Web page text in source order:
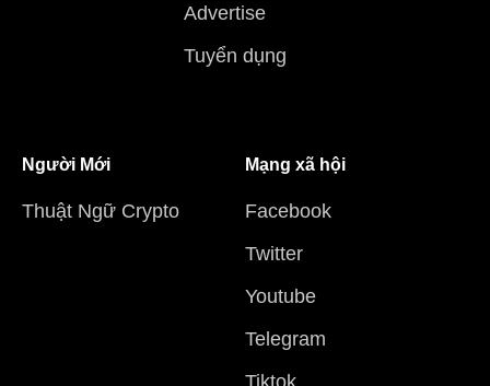
Advertise
Tuyển dụng
Người Mới
Thuật Ngữ Crypto
Mạng xã hội
Facebook
Twitter
Youtube
Telegram
Tiktok